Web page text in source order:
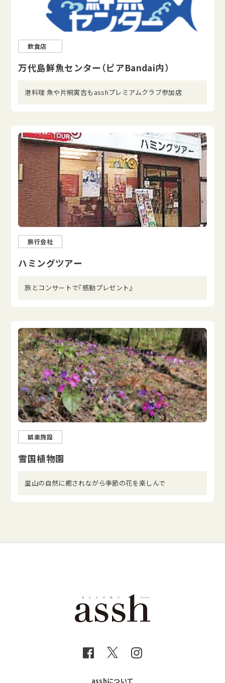
飲食店
万代島鮮魚センター（ピアBandai内）
港料理 魚や片桐寅吉もasshプレミアムクラブ参加店
旅行会社
ハミングツアー
旅とコンサートで『感動プレゼント』
娯楽施設
雪国植物園
里山の自然に癒されながら季節の花を楽しんで
asshについて